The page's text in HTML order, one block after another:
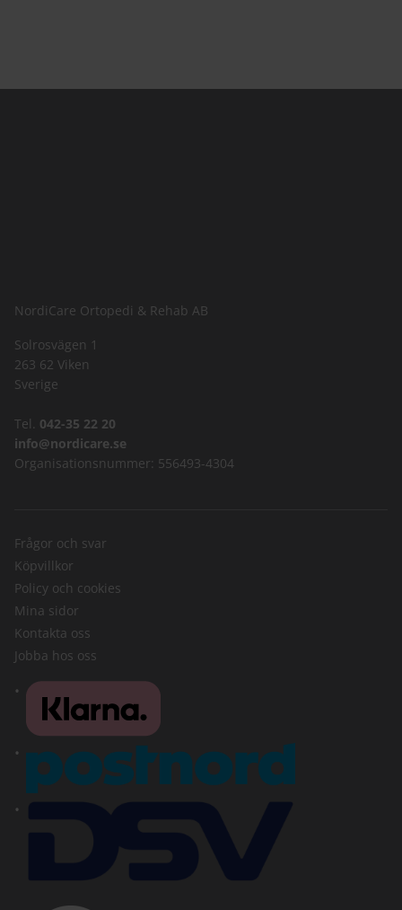
NordiCare Ortopedi & Rehab AB
Solrosvägen 1
263 62 Viken
Sverige
Tel. 042-35 22 20
info@nordicare.se
Organisationsnummer: 556493-4304
Frågor och svar
Köpvillkor
Policy och cookies
Mina sidor
Kontakta oss
Jobba hos oss